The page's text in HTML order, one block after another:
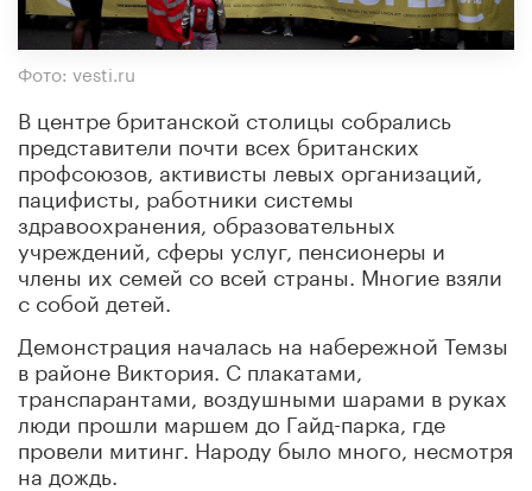
Фото: vesti.ru
В центре британской столицы собрались
представители почти всех британских
профсоюзов, активисты левых организаций,
пацифисты, работники системы
здравоохранения, образовательных
учреждений, сферы услуг, пенсионеры и
члены их семей со всей страны. Многие взяли
с собой детей.
Демонстрация началась на набережной Темзы
в районе Виктория. С плакатами,
транспарантами, воздушными шарами в руках
люди прошли маршем до Гайд-парка, где
провели митинг. Народу было много, несмотря
на дождь.